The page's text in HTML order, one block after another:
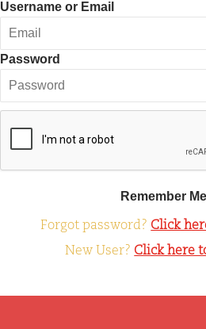
Username or Email
Password
Remember Me
Forgot password? Click
New User? Click here